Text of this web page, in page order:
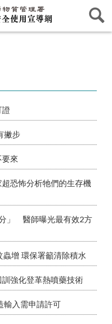
證
撇步
要來
恐怖分析牠們的生存機
」 醫師曝光最有效2方
增 環保署籲清除積水
強化登革熱噴藥技術
輸入需申請許可